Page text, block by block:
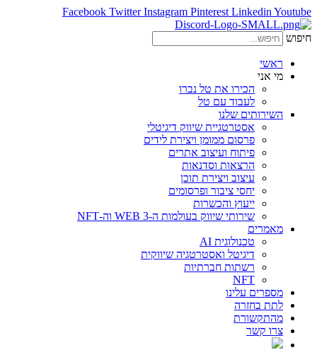
Facebook Twitter Instagram Pinterest Linkedin Youtube
חיפוש
ראשי
מי אני
הכירו את טל נברו
לעבוד עם טל
השירותים שלנו
אסטרטגיית שיווק דיגיטלי
פרסום ממומן ויצירת לידים
פיתוח ועיצוב אתרים
הרצאות וסדנאות
עיצוב ויצירת תוכן
יחסי ציבור ופרסומים
ייעוץ והכשרות
שירותי שיווק בעולמות ה-WEB 3 וה-NFT
מאמרים
טכנולוגית AI
דיגיטל ואסטרטגיה שיווקית
רשתות חברתיות
NFT
מספרים עלינו
לתת בחזרה
מהתקשורת
צרו קשר